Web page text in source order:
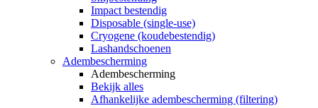
Impact bestendig
Disposable (single-use)
Cryogene (koudebestendig)
Lashandschoenen
Adembescherming
Adembescherming
Bekijk alles
Afhankelijke adembescherming (filtering)